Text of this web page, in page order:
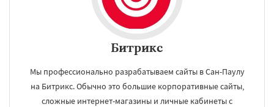
Битрикс
Мы профессионально разрабатываем сайты в Сан-Паулу
на Битрикс. Обычно это большие корпоративные сайты,
сложные интернет-магазины и личные кабинеты с